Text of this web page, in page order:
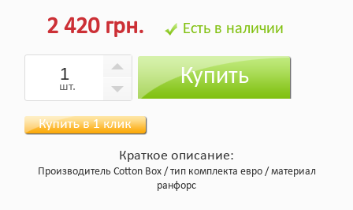
2 420 грн. Есть в наличии
шт. Купить
Краткое описание:
Производитель Cotton Box тип комплекта евро
материал
ранфорс